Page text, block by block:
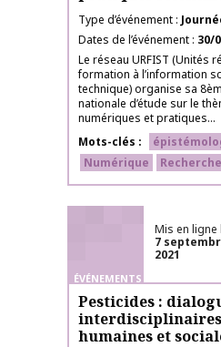
Type d’événement
Dates de l’événement 30/
Le réseau URFIST (Unités
formation à l’information
technique) organise sa
nationale d’étude sur le
numériques et pratiques...
Mots-clés
Numérique
Recherche
ÉVÉNEMENTS
Mis en ligne
7
2021
Pesticides :
interdisciplinaires
humaines et